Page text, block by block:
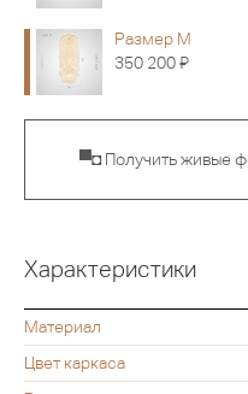
Размер M
350 200Я
▀◘ Получить живые
Характеристики
Материал
Цвет каркаса